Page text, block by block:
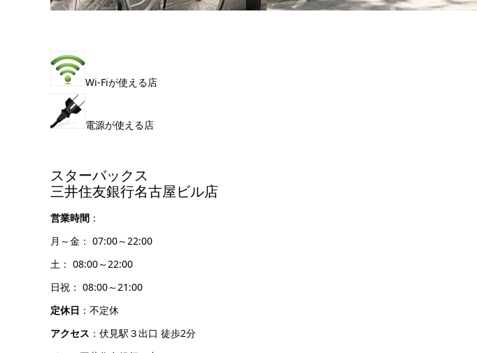
Wi-Fiが使える店
電源が使える店
スターバックス
三井住友銀行名古屋ビル店
営業時間 ：
月～金： 07:00～22:00
土： 08:00～22:00
日祝： 08:00～21:00
定休日 ：不定休
アクセス ：伏見駅３出口 徒歩2分